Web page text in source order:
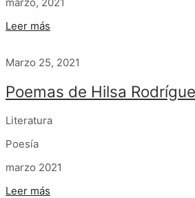
Leer más
Marzo 25, 2021
Poemas de Hilsa
Literatura
Poesía
marzo 2021
Leer más